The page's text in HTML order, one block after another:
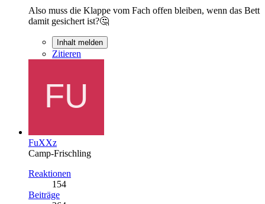
Also muss die Klappe vom Fach offen bleiben, wenn das Bett
damit gesichert ist?🤔
Inhalt melden
Zitieren
FuXXz
Camp-Frischling
Reaktionen
154
Beiträge